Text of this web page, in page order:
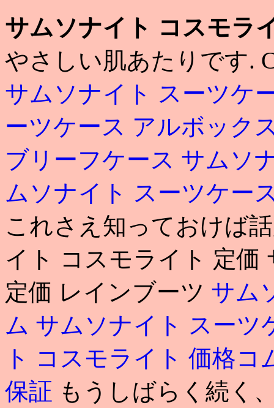
サムソナイト コスモラ
やさしい肌あたりです.
サムソナイト スーツケ
ーツケース アルボック
ブリーフケース サムソ
ムソナイト スーツケー
これさえ知っておけば
イト コスモライト 定価
定価 レインブーツ サム
ム サムソナイト スーツ
ト コスモライト 価格コ
保証 もうしばらく続く